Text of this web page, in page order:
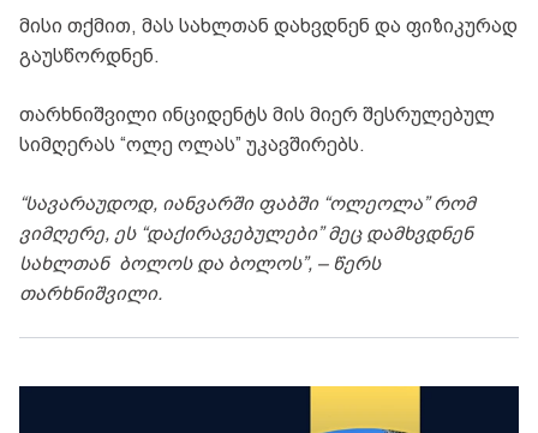
მისი თქმით, მას სახლთან დახვდნენ და ფიზიკურად
გაუსწორდნენ.
თარხნიშვილი ინციდენტს მის მიერ შესრულებულ
სიმღერას “ოლე ოლას” უკავშირებს.
“სავარაუდოდ, იანვარში ფაბში “ოლეოლა” რომ
ვიმღერე, ეს “დაქირავებულები” მეც დამხვდნენ
სახლთან ბოლოს და ბოლოს”, – წერს
თარხნიშვილი.